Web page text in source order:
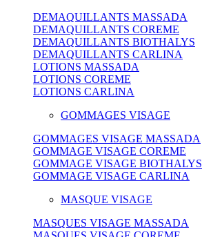
DEMAQUILLANTS MASSADA
DEMAQUILLANTS COREME
DEMAQUILLANTS BIOTHALYS
DEMAQUILLANTS CARLINA
LOTIONS MASSADA
LOTIONS COREME
LOTIONS CARLINA
GOMMAGES VISAGE
GOMMAGES VISAGE MASSADA
GOMMAGE VISAGE COREME
GOMMAGE VISAGE BIOTHALYS
GOMMAGE VISAGE CARLINA
MASQUE VISAGE
MASQUES VISAGE MASSADA